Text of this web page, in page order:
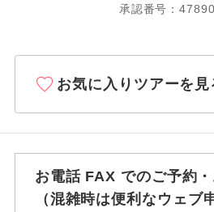
承認番号：
お気に入りツアーを見
お電話 FAX でのご予約
（混雑時は便利なウェブ